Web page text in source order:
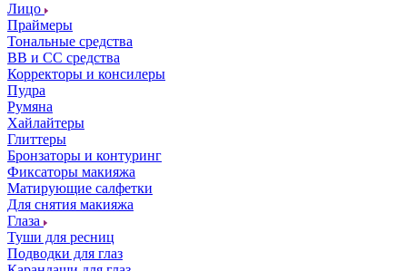
Лицо
Праймеры
Тональные средства
ВВ и СС средства
Корректоры и консилеры
Пудра
Румяна
Хайлайтеры
Глиттеры
Бронзаторы и контуринг
Фиксаторы макияжа
Матирующие салфетки
Для снятия макияжа
Глаза
Туши для ресниц
Подводки для глаз